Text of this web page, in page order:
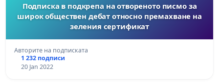
Подписка в подкрепа на отвореното писмо за
широк обществен дебат относно премахване на
зеления сертификат
Авторите на подписката
1 232 подписи
20 Jan 2022